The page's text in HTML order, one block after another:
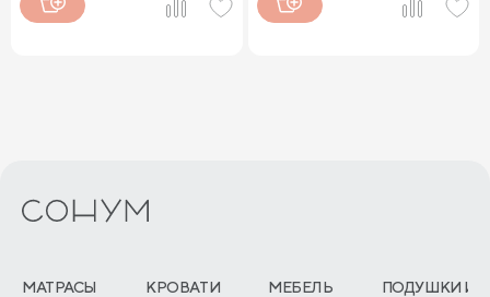
МАТРАСЫ КРОВАТИ МЕБЕЛЬ ПОДУШКИ И